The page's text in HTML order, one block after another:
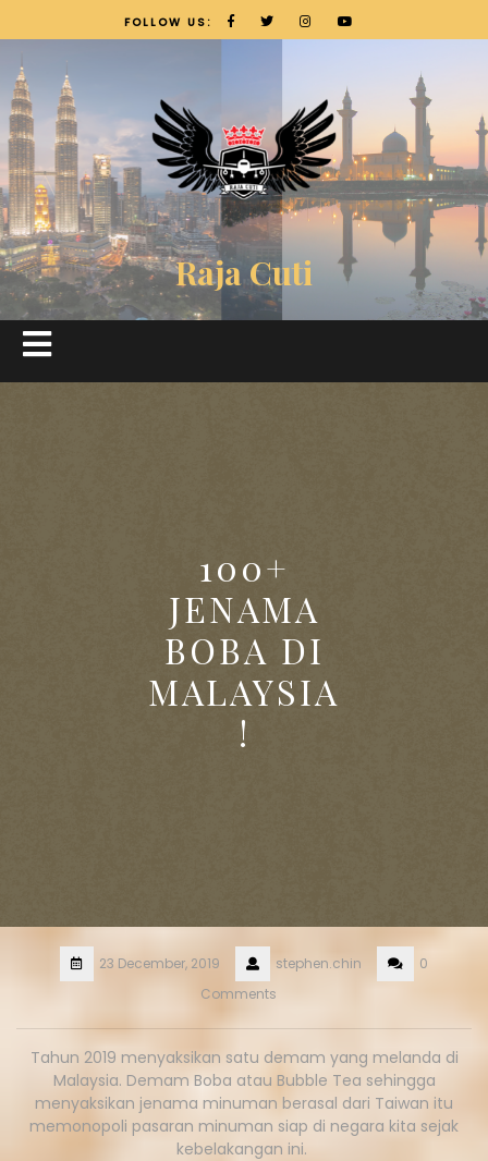
FOLLOW US:
Raja Cuti
100+
JENAMA
BOBA DI
MALAYSIA
!
23 December, 2019 stephen.chin
0
Comments
Tahun 2019 menyaksikan satu demam yang melanda di
Malaysia. Demam Boba atau Bubble Tea sehingga
menyaksikan jenama minuman berasal dari Taiwan itu
memonopoli pasaran minuman siap di negara kita sejak
kebelakangan ini.